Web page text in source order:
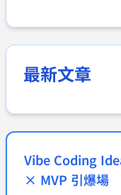
最新文章
Vibe Coding
× MVP 引爆場